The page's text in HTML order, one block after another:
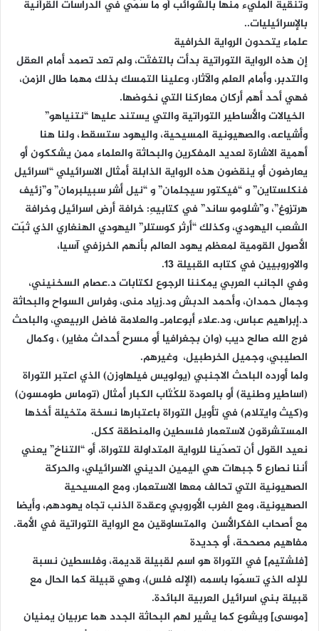
وتنقية المليء منها بالشوائب أو ما سُمّي في الدراسات القرآنية
بالإسرائيليات..
علماء يتحدون الرواية الخرافية
إن هذه الرواية التوراتية بدأت بالتفتّت، ولم تعد تصمد أمام العقل
والتدبر، وأمام العلم والآثار، وعلينا التمسك بذلك مهما طال الزمن،
فهي أحد أهم أركان معاركنا التي نخوضها.
الخيالات والأساطير التوراتية والتي يستند عليها “نتنياهو”
وأشياعه، والصهيونية المسيحية، واليهود ستسقط، ولنا هنا
أهمية الاشارة لعديد المفكرين والبحاثة والعلماء ممن يشككون أو
يعارضون أو ينقضون هذه الرواية الذابلة أمثال الاسرائيلي “اسرائيل
فنكلستاين” و “فيكتور سيجلمان” و “نيل أشر سبيلبرمان” و”زئيف
هرتزوغ”، و”شلومو ساند” في كتابيهِ: خرافة أرض اسرائيل وخرافة
الشعب اليهودي، وكذلك “أرثر كوستلر” اليهودي الهنغاري الذي ثبّت
الأصول القومية لمعظم يهود العالم بأنهم الخرزفي آسيا،
والاوروبيين في كتابه القبيلة 13.
وفي الجانب العربي يمكننا الرجوع لكتابات د.عصام السخنيني،
وجمال حمدان، وأحمد الدبش ود.زياد منى، وفراس السواح والبحاثة
د.إبراهيم عباس، ود.علاء أبوعامرـ والعلامة فاضل الربيعي، والباحث
فرج الله صالح ديب (وان بجغرافيا أو مسرح أحداث مغاير) ، وكمال
الصليبي، وجميل الخرطبيل، وغيرهم.
ولما أورده الباحث الاجنبي (يولويس فيلهاوزن) الذي اعتبر التوراة
(اساطير وطنية) أو بالعودة للكُتّاب الكبار أمثال (توماس طومسون)
و(كيث وايتلام) في تأويل التوراة باعتبارها نسخة متخيلة أخذها
المستشرقون لاستعمار فلسطين والمنطقة ككل.
نعيد القول أن تصدّينا للرواية المتداولة للتوراة، أو “التناخ” يعني
أننا نصارع 5 جبهات هي اليمين الديني الاسرائيلي، والحركة
الصهيونية التي تحالف معها الاستعمار، ومع المسيحية
الصهيونية، ومع الغرب الأوروبي وعقدة الذنب تجاه يهودهم، وأيضا
مع أصحاب الفكرالأسن والمتساوقين مع الرواية التوراتية في الأمة.
مفاهيم مصححة، أو جديدة
[فلشتيم] في التوراة هو اسم لقبيلة قديمة، وفلسطين نسبة
للإله الذي تسمّوا باسمه (الإله فلس)، وهي قبيلة كما الحال مع
قبيلة بني اسرائيل العربية البائدة.
[موسى] ويشوع كما يشير لهم البحاثة الجدد هما عربيان يمنيان